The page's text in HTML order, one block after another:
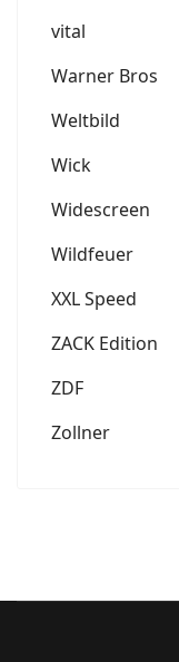
vital
Warner Bros
Weltbild
Wick
Widescreen
Wildfeuer
XXL Speed
ZACK Edition
ZDF
Zollner